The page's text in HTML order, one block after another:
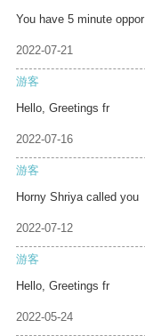
You have 5 minute oppor
2022-07-21
游客
Hello, Greetings fr
2022-07-16
游客
Horny Shriya called you
2022-07-12
游客
Hello, Greetings fr
2022-05-24